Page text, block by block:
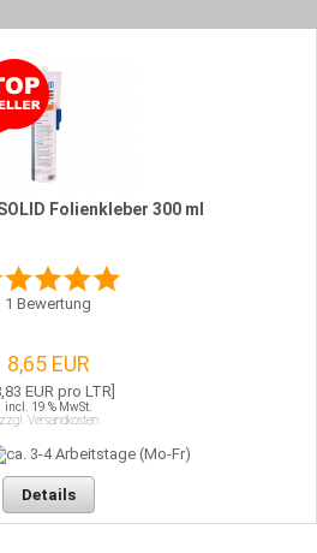
Folienkleber 300 ml
1 Bewertung
8,65 EUR
EUR pro LTR]
incl. 19 % MwSt.
zzgl. Versandkosten
Details